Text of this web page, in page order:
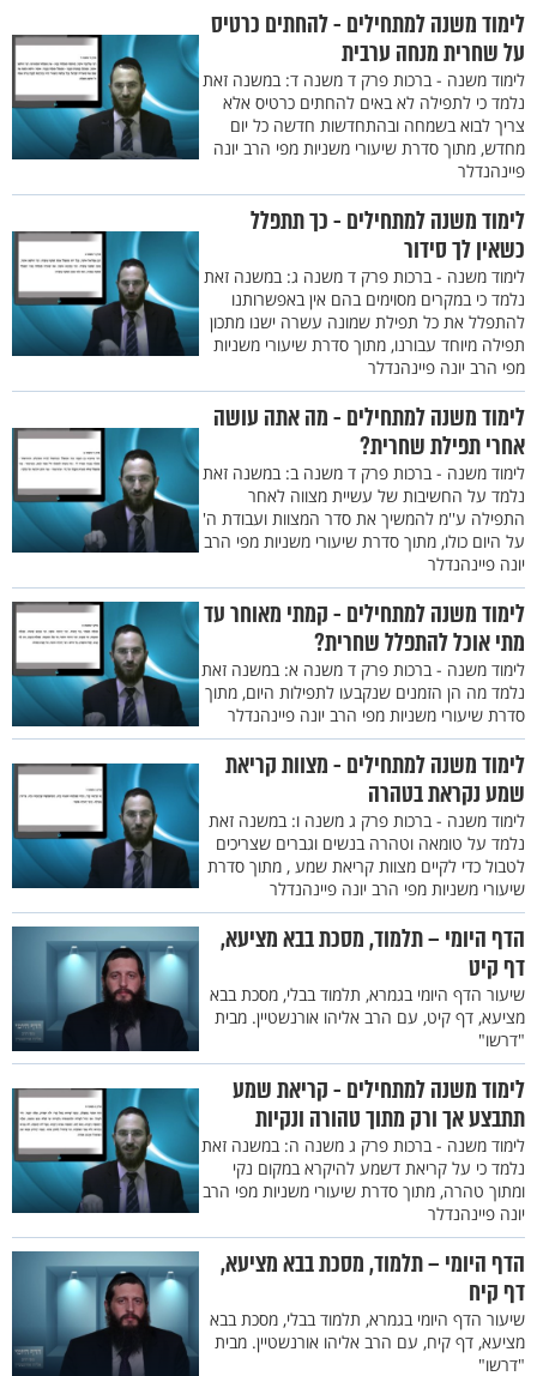
לימוד משנה למתחילים - להחתים כרטיס
על שחרית מנחה ערבית
לימוד משנה - ברכות פרק ד משנה ד: במשנה זאת
נלמד כי לתפילה לא באים להחתים כרטיס אלא
צריך לבוא בשמחה ובהתחדשות חדשה כל יום
מחדש, מתוך סדרת שיעורי משניות מפי הרב יונה
פיינהנדלר
לימוד משנה למתחילים - כך תתפלל
כשאין לך סידור
לימוד משנה - ברכות פרק ד משנה ג: במשנה זאת
נלמד כי במקרים מסוימים בהם אין באפשרותנו
להתפלל את כל תפילת שמונה עשרה ישנו מתכון
תפילה מיוחד עבורנו, מתוך סדרת שיעורי משניות
מפי הרב יונה פיינהנדלר
לימוד משנה למתחילים - מה אתה עושה
אחרי תפילת שחרית?
לימוד משנה - ברכות פרק ד משנה ב: במשנה זאת
נלמד על החשיבות של עשיית מצווה לאחר
התפילה ע''מ להמשיך את סדר המצוות ועבודת ה'
על היום כולו, מתוך סדרת שיעורי משניות מפי הרב
יונה פיינהנדלר
לימוד משנה למתחילים - קמתי מאוחר עד
מתי אוכל להתפלל שחרית?
לימוד משנה - ברכות פרק ד משנה א: במשנה זאת
נלמד מה הן הזמנים שנקבעו לתפילות היום, מתוך
סדרת שיעורי משניות מפי הרב יונה פיינהנדלר
לימוד משנה למתחילים - מצוות קריאת
שמע נקראת בטהרה
לימוד משנה - ברכות פרק ג משנה ו: במשנה זאת
נלמד על טומאה וטהרה בנשים וגברים שצריכים
לטבול כדי לקיים מצוות קריאת שמע , מתוך סדרת
שיעורי משניות מפי הרב יונה פיינהנדלר
הדף היומי – תלמוד, מסכת בבא מציעא,
דף קיט
שיעור הדף היומי בגמרא, תלמוד בבלי, מסכת בבא
מציעא, דף קיט, עם הרב אליהו אורנשטיין. מבית
"דרשו"
לימוד משנה למתחילים - קריאת שמע
תתבצע אך ורק מתוך טהורה ונקיות
לימוד משנה - ברכות פרק ג משנה ה: במשנה זאת
נלמד כי על קריאת דשמע להיקרא במקום נקי
ומתוך טהרה, מתוך סדרת שיעורי משניות מפי הרב
יונה פיינהנדלר
הדף היומי – תלמוד, מסכת בבא מציעא,
דף קיח
שיעור הדף היומי בגמרא, תלמוד בבלי, מסכת בבא
מציעא, דף קיח, עם הרב אליהו אורנשטיין. מבית
"דרשו"